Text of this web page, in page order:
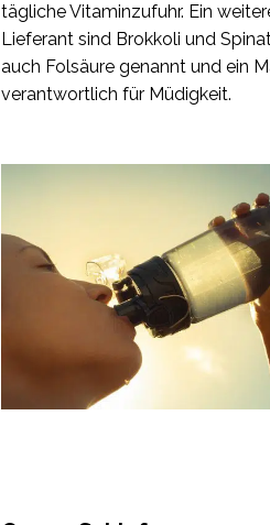
tägliche Vitaminzufuhr. Ein
Lieferant sind Brokkoli und
auch Folsäure genannt und ein
verantwortlich für Müdigkeit.